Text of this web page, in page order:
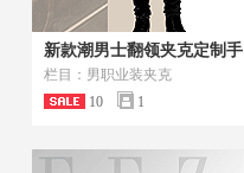
新款潮男士翻领夹克定制手
栏目：男职业装夹克
10
1